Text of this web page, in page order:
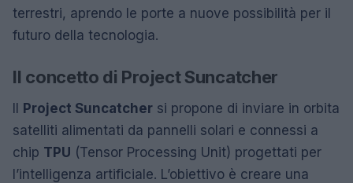
terrestri, aprendo le porte a nuove possibilità per il
futuro della tecnologia.
Il concetto di Project Suncatcher
Il Project Suncatcher si propone di inviare in orbita
satelliti alimentati da pannelli solari e connessi a
chip TPU (Tensor Processing Unit) progettati per
l’intelligenza artificiale. L’obiettivo è creare una